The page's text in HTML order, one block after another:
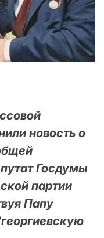
новость о
Госдумы
партии
Папу